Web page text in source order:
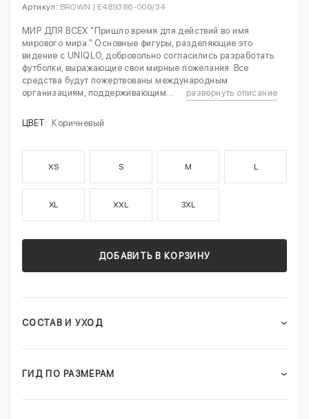
Артикул: BROWN | E489386-000/34
МИР ДЛЯ ВСЕХ "Пришло время для действий во имя
мирового мира." Основные фигуры, разделяющие это
видение с UNIQLO, добровольно согласились разработать
футболки, выражающие свои мирные пожелания. Все
средства будут пожертвованы международным
организациям, поддерживающим...
развернуть описание
ЦВЕТ: Коричневый
XS S M L
XL XXL 3XL
ДОБАВИТЬ В КОРЗИНУ
СОСТАВ И УХОД
ГИД ПО РАЗМЕРАМ